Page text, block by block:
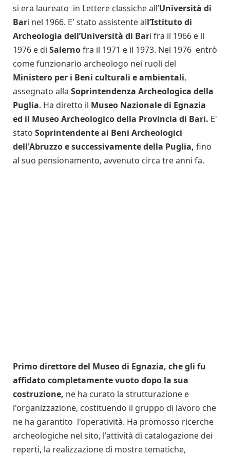
si era laureato in Lettere classiche all’Università di
Bari nel 1966. E' stato assistente all’Istituto di
Archeologia dell’Università di Bari fra il 1966 e il
1976 e di Salernofra il 1971 e il 1973. Nel 1976 entrò
come funzionario archeologo nei ruoli del
Ministero per i Beni culturali e ambientali,
assegnato alla Soprintendenza Archeologica della
Puglia. Ha diretto il Museo Nazionale di Egnazia
ed il Museo Archeologico della Provincia di Bari. E'
stato Soprintendente ai Beni Archeologici
dell'Abruzzo e successivamente della Puglia, fino
al suo pensionamento, avvenuto circa tre anni fa.
Primo direttore del Museo di Egnazia, che gli fu
affidato completamente vuoto dopo la sua
costruzione, ne ha curato la strutturazione e
l'organizzazione, costituendo il gruppo di lavoro che
ne ha garantito l'operatività. Ha promosso ricerche
archeologiche nel sito, l'attività di catalogazione dei
reperti, la realizzazione di mostre tematiche,